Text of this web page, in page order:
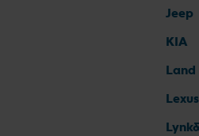
Jeep
KIA
Land
Lexus